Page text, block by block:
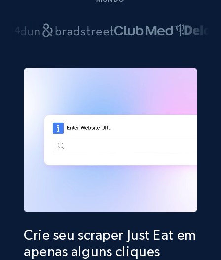
Crie seu scraper Just Eat em
apenas alguns cliques